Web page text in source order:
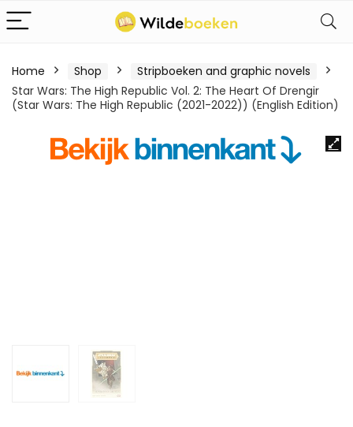
Home Shop
Stripboeken and graphic novels
Star Wars: The High Republic Vol. 2: The Heart Of Drengir
(Star Wars: The High Republic (2021-2022)) (English Edition)